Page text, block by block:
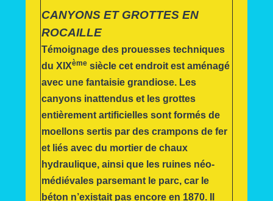
CANYONS ET GROTTES EN
ROCAILLE
Témoignage des prouesses techniques
du XIXèmesiècle cet endroit est aménagé
avec une fantaisie grandiose. Les
canyons inattendus et les grottes
entièrement artificielles sont formés de
moellons sertis par des crampons de fer
et liés avec du mortier de chaux
hydraulique, ainsi que les ruines néo-
médiévales parsemant le parc, car le
béton n’existait pas encore en 1870. Il